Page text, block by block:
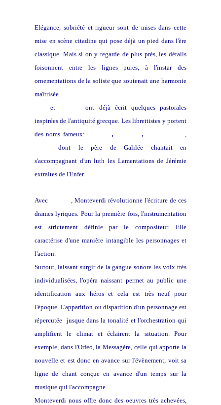
Elégance, sobriété et rigueur sont de mises dans cette
mise en scène citadine qui pose déjà un pied dans l'ère
classique. Mais si on y regarde de plus près, les détails
foisonnent entre les lignes pures, à l'instar des
ornementations de la soliste que soutenait une harmonie
maîtrisée.
et
ont déjà écrit quelques pastorales
inspirées de l'antiquité grecque. Les librettistes y portent
des noms fameux:
, Théocrite,
dont le père de Galilée chantait en
s'accompagnant d'un luth les Lamentations de Jérémie
extraites de l'Enfer.
Avec
, Monteverdi révolutionne l'écriture de ces
drames lyriques. Pour la première fois, l'instrumentation
est strictement définie par le compositeur. Elle
caractérise d'une manière intangible les personnages et
l'action.
Surtout, laissant surgir de la gangue sonore les voix très
individualisées, l'opéra naissant permet au public une
identification aux héros et cela est très neuf pour
l'époque. L'apparition ou disparition d'un personnage est
répercutée jusque dans la tonalité et l'orchestration qui
amplifient le climat et éclairent la situation. Pour
exemple, dans l'Orfeo, la Messagère, celle qui apporte la
nouvelle et est donc en avance sur l'évènement, voit sa
ligne de chant conçue en avance d'un temps sur la
musique qui l'accompagne.
Monteverdi nous offre donc des oeuvres très achevées,